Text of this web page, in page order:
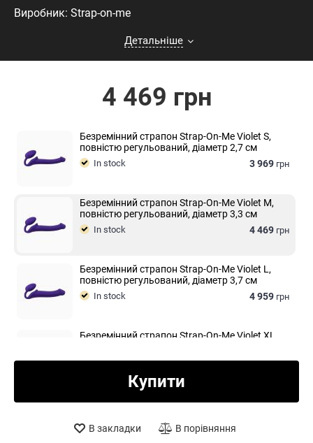
Виробник: Strap-on-me
Детальніше
4 469 грн
Безремінний страпон Strap-On-Me Violet S,
повністю регульований, діаметр 2,7 см
In stock 3 969 грн
Безремінний страпон Strap-On-Me Violet M,
повністю регульований, діаметр 3,3 см
In stock 4 469 грн
Безремінний страпон Strap-On-Me Violet L,
повністю регульований, діаметр 3,7 см
In stock 4 959 грн
Безремінний страпон Strap-On-Me Violet XL,
In stock 5 459грн
Купити
В закладки В порівняння